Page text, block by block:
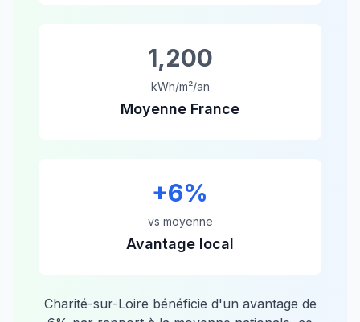
1,200
kWh/m²/an
Moyenne France
+6%
vs moyenne
Avantage local
Charité-sur-Loire bénéficie d'un avantage de